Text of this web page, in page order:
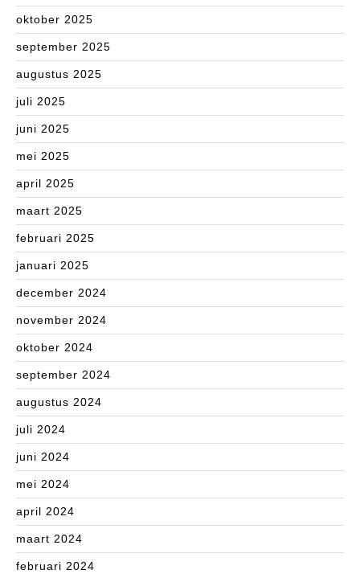
oktober 2025
september 2025
augustus 2025
juli 2025
juni 2025
mei 2025
april 2025
maart 2025
februari 2025
januari 2025
december 2024
november 2024
oktober 2024
september 2024
augustus 2024
juli 2024
juni 2024
mei 2024
april 2024
maart 2024
februari 2024